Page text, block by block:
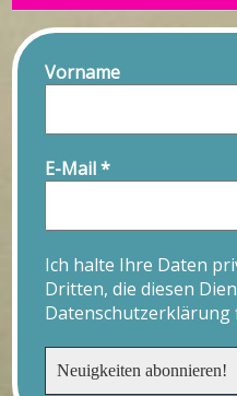
Vorname
E-Mail*
Ich halte Ihre Daten
Dritten, die diesen
Datenschutzerklärung